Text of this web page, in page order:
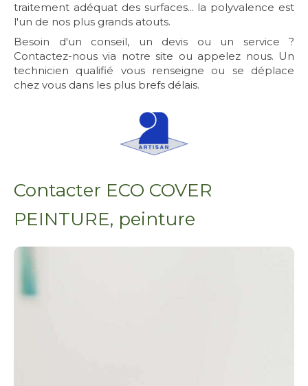
traitement adéquat des surfaces... la polyvalence est
l'un de nos plus grands atouts.
Besoin d'un conseil, un devis ou un service ?
Contactez-nous via notre site ou appelez nous. Un
technicien qualifié vous renseigne ou se déplace
chez vous dans les plus brefs délais.
Contacter ECO COVER
PEINTURE, peinture